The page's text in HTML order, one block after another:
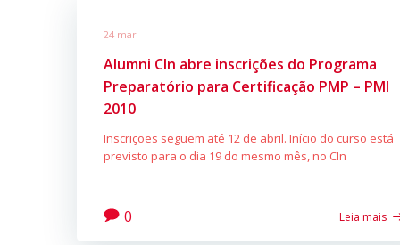
24 mar
Alumni CIn abre inscrições do Programa
Preparatório para Certificação PMP – PMI
2010
Inscrições seguem até 12 de abril. Início do curso está
previsto para o dia 19 do mesmo mês, no CIn
0 Leia mais